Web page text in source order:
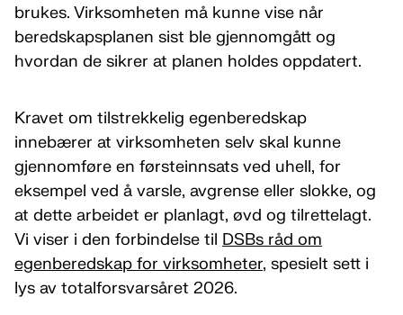
brukes. Virksomheten må kunne vise når
beredskapsplanen sist ble gjennomgått og
hvordan de sikrer at planen holdes oppdatert.
Kravet om tilstrekkelig egenberedskap
innebærer at virksomheten selv skal kunne
gjennomføre en førsteinnsats ved uhell, for
eksempel ved å varsle, avgrense eller slokke, og
at dette arbeidet er planlagt, øvd og tilrettelagt.
Vi viser i den forbindelse til DSBs råd om
egenberedskap for virksomheter, spesielt sett i
lys av totalforsvarsåret 2026.